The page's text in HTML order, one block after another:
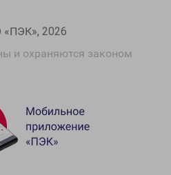
2026
и охраняются законом